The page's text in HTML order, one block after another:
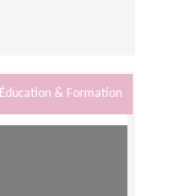
Éducation & Formation